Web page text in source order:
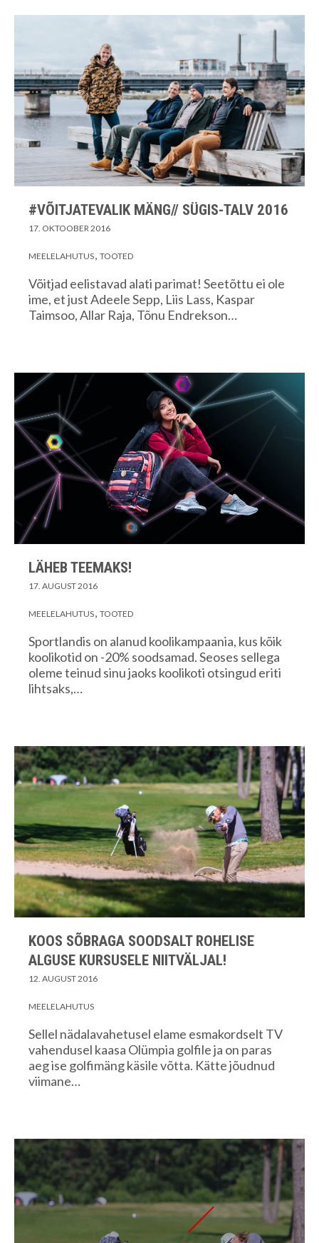
#VÕITJATEVALIK MÄNG// SÜGIS-TALV 2016
17. OKTOOBER 2016
MEELELAHUTUS TOOTED
Võitjad eelistavad alati parimat! Seetõttu ei ole
ime, et just Adeele Sepp, Liis Lass, Kaspar
Taimsoo, Allar Raja, Tõnu Endrekson…
LÄHEB TEEMAKS!
17. AUGUST 2016
MEELELAHUTUS TOOTED
Sportlandis on alanud koolikampaania, kus kõik
koolikotid on -20% soodsamad. Seoses sellega
oleme teinud sinu jaoks koolikoti otsingud eriti
lihtsaks,…
KOOS SÕBRAGA SOODSALT ROHELISE
ALGUSE KURSUSELE NIITVÄLJAL!
12. AUGUST 2016
MEELELAHUTUS
Sellel nädalavahetusel elame esmakordselt TV
vahendusel kaasa Olümpia golfile ja on paras
aeg ise golfimäng käsile võtta. Kätte jõudnud
viimane…